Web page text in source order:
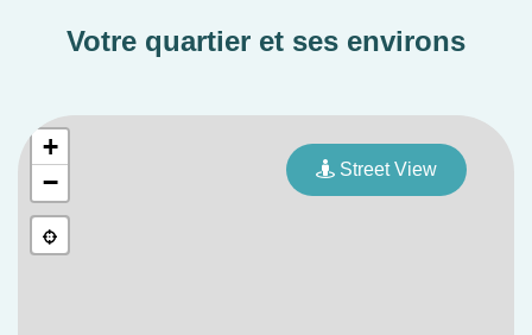
Votre quartier et ses environs
+
−
Street View